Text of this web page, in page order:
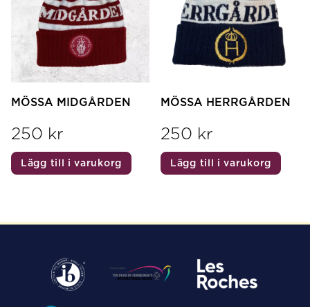
MÖSSA MIDGÅRDEN
250 kr
Lägg till i varukorg
MÖSSA HERRGÅRDEN
250 kr
Lägg till i varukorg